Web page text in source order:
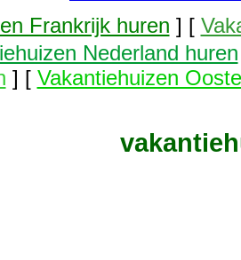
Frankrijk huren ] [
Nederland huren
] [ Vakantiehuizen